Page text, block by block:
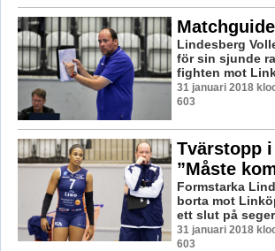
Lindesberg
för sin sjunde
fighten mot
31 januari 2018
603
Tvärstopp
”Måste
Formstarka
borta mot
ett slut på
31 januari 2018
603